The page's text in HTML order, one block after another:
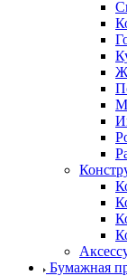
Бумажная